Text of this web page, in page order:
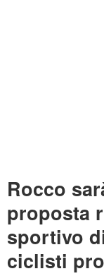
Rocco
proposta
sportivo
ciclisti